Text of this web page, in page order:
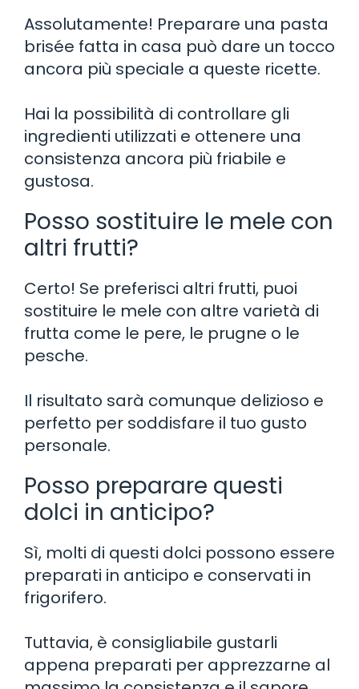
Assolutamente! Preparare una pasta
brisée fatta in casa può dare un tocco
ancora più speciale a queste ricette.
Hai la possibilità di controllare gli
ingredienti utilizzati e ottenere una
consistenza ancora più friabile e
gustosa.
Posso sostituire le mele con
altri frutti?
Certo! Se preferisci altri frutti, puoi
sostituire le mele con altre varietà di
frutta come le pere, le prugne o le
pesche.
Il risultato sarà comunque delizioso e
perfetto per soddisfare il tuo gusto
personale.
Posso preparare questi
dolci in anticipo?
Sì, molti di questi dolci possono essere
preparati in anticipo e conservati in
frigorifero.
Tuttavia, è consigliabile gustarli
appena preparati per apprezzarne al